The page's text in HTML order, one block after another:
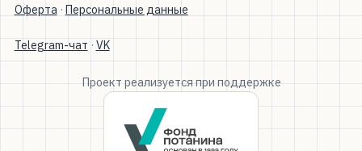
Оферта· Персональные данные
Telegram-чат · VK
Проект реализуется при поддержке